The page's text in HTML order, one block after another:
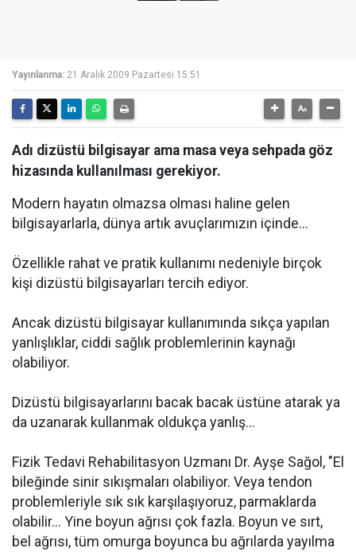
Yayınlanma: 21 Aralık 2009 Pazartesi 15:51
Adı dizüstü bilgisayar ama masa veya sehpada göz
hizasında kullanılması gerekiyor.
Modern hayatın olmazsa olması haline gelen
bilgisayarlarla, dünya artık avuçlarımızın içinde...
Özellikle rahat ve pratik kullanımı nedeniyle birçok
kişi dizüstü bilgisayarları tercih ediyor.
Ancak dizüstü bilgisayar kullanımında sıkça yapılan
yanlışlıklar, ciddi sağlık problemlerinin kaynağı
olabiliyor.
Dizüstü bilgisayarlarını bacak bacak üstüne atarak ya
da uzanarak kullanmak oldukça yanlış...
Fizik Tedavi Rehabilitasyon Uzmanı Dr. Ayşe Sağol, "El
bileğinde sinir sıkışmaları olabiliyor. Veya tendon
problemleriyle sık sık karşılaşıyoruz, parmaklarda
olabilir... Yine boyun ağrısı çok fazla. Boyun ve sırt,
bel ağrısı, tüm omurga boyunca bu ağrılarda yayılma